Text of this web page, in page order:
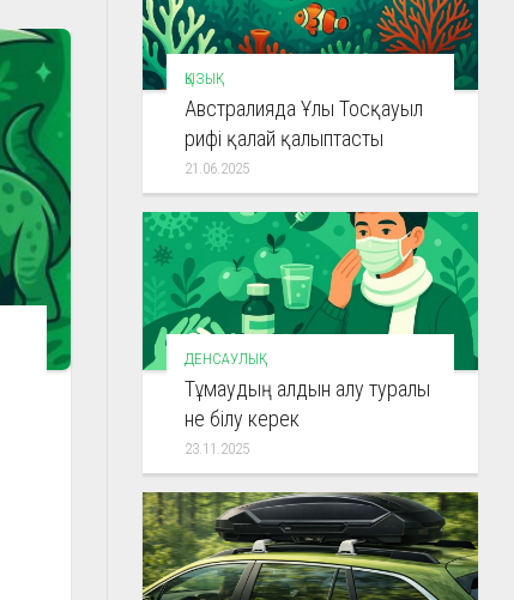
ҚЫЗЫҚ
Австралияда Ұлы Тосқауыл
рифі қалай қалыптасты
21.06.2025
ДЕНСАУЛЫҚ
Тұмаудың алдын алу туралы
не білу керек
23.11.2025